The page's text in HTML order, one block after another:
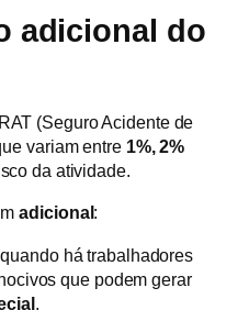
adicional do
(Seguro Acidente de
variam entre 1%, 2%
da atividade.
adicional :
há trabalhadores
que podem gerar
.